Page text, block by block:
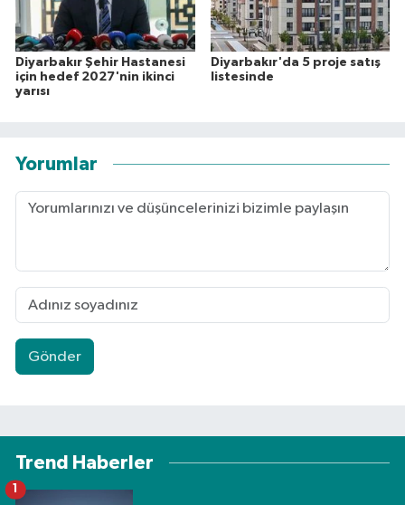
Diyarbakır Şehir Hastanesi
için hedef 2027'nin ikinci
yarısı
Diyarbakır'da 5 proje satış
listesinde
Yorumlar
Gönder
Trend Haberler
1